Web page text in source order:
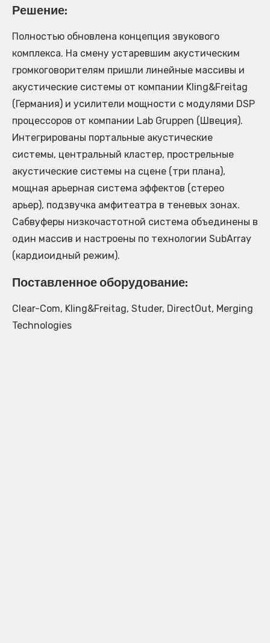
Решение:
Полностью обновлена концепция звукового
комплекса. На смену устаревшим акустическим
громкоговорителям пришли линейные массивы и
акустические системы от компании Kling&Freitag
(Германия) и усилители мощности с модулями DSP
процессоров от компании Lab Gruppen (Швеция).
Интегрированы портальные акустические
системы, центральный кластер, прострельные
акустические системы на сцене (три плана),
мощная арьерная система эффектов (стерео
арьер), подзвучка амфитеатра в теневых зонах.
Сабвуферы низкочастотной система объединены в
один массив и настроены по технологии SubArray
(кардиоидный режим).
Поставленное оборудование:
Clear-Com, Kling&Freitag, Studer, DirectOut, Merging
Technologies